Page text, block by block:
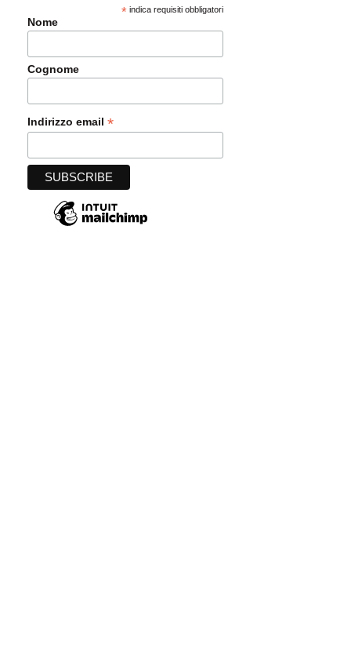
*indica requisiti obbligatori
Nome
Cognome
Indirizzo email *